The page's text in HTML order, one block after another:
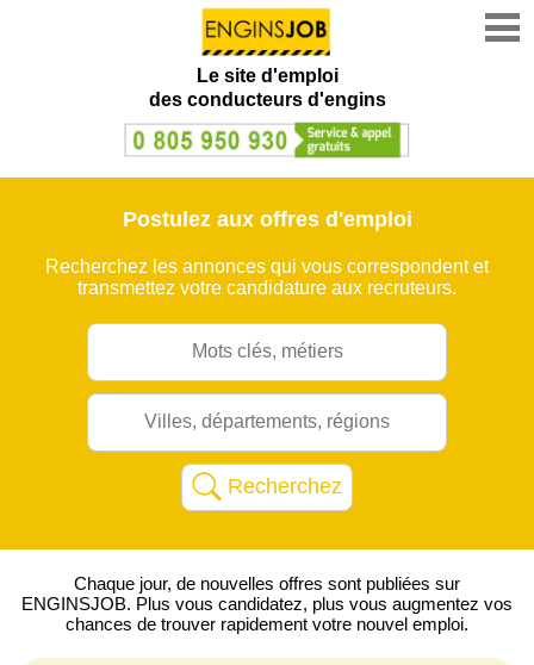
Le site d'emploi
des conducteurs d'engins
Postulez aux offres d'emploi
Recherchez les annonces qui vous correspondent et
transmettez votre candidature aux recruteurs.
Recherchez
Chaque jour, de nouvelles offres sont publiées sur
ENGINSJOB. Plus vous candidatez, plus vous augmentez vos
chances de trouver rapidement votre nouvel emploi.